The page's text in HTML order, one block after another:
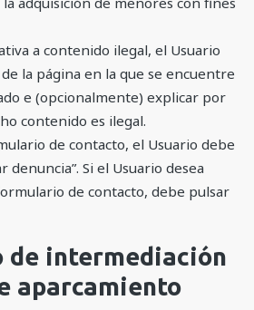
a contenido ilegal, el Usuario
la página en la que se encuentre
e (opcionalmente) explicar por
contenido es ilegal.
de contacto, el Usuario debe
denuncia”. Si el Usuario desea
de contacto, debe pulsar
de intermediación
aparcamiento